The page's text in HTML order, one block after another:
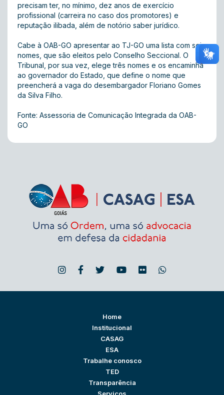
precisam ter, no mínimo, dez anos de exercício
profissional (carreira no caso dos promotores) e
reputação ilibada, além de notório saber jurídico.
Cabe à OAB-GO apresentar ao TJ-GO uma lista com seis
nomes, que são eleitos pelo Conselho Seccional. O
Tribunal, por sua vez, elege três nomes e os encaminha
ao governador do Estado, que define o nome que
preencherá a vaga do desembargador Floriano Gomes
da Silva Filho.
Fonte: Assessoria de Comunicação Integrada da OAB-
GO
Home
Institucional
CASAG
ESA
Trabalhe conosco
TED
Transparência